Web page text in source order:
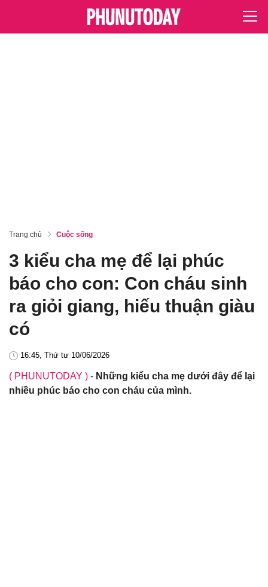
Trang chủ Cuộc sống
3 kiểu cha mẹ để lại phúc
báo cho con: Con cháu sinh
ra giỏi giang, hiếu thuận giàu
có
16:45, Thứ tư 10/06/2026
( PHUNUTODAY ) - Những kiểu cha mẹ dưới đây để lại
nhiều phúc báo cho con cháu của mình.